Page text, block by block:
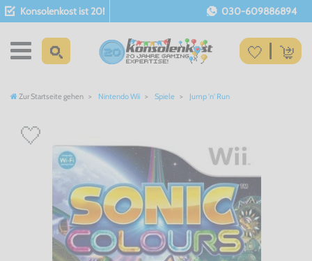
Konsolenkost ist 20! 030-609886894
Zur Startseite gehen Nintendo Wii Spiele Jump 'n' Run